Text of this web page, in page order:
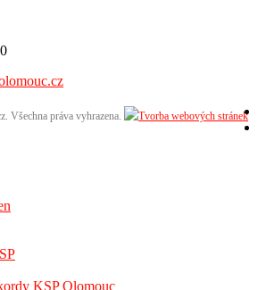
Všechna práva vyhrazena.
KSP Olomouc